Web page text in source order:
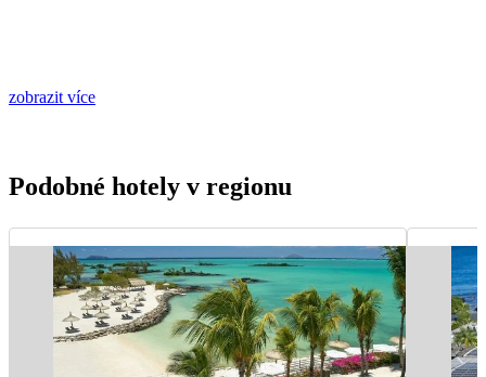
zobrazit více
Podobné hotely v regionu